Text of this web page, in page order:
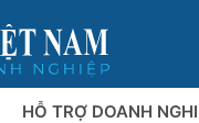
HỖ TRỢ DOANH